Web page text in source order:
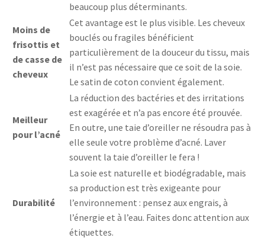
beaucoup plus déterminants.
Moins de
frisottis et
de casse de
cheveux
Cet avantage est le plus visible. Les cheveux
bouclés ou fragiles bénéficient
particulièrement de la douceur du tissu, mais
il n’est pas nécessaire que ce soit de la soie.
Le satin de coton convient également.
Meilleur
pour l’acné
La réduction des bactéries et des irritations
est exagérée et n’a pas encore été prouvée.
En outre, une taie d’oreiller ne résoudra pas à
elle seule votre problème d’acné. Laver
souvent la taie d’oreiller le fera !
Durabilité
La soie est naturelle et biodégradable, mais
sa production est très exigeante pour
l’environnement : pensez aux engrais, à
l’énergie et à l’eau. Faites donc attention aux
étiquettes.